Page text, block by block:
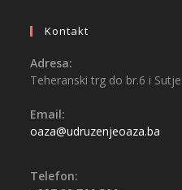
Kontakt
Adresa:
Teheranski trg do br.6 i
Email:
oaza@udruzenjeoaza.ba
Telefon: